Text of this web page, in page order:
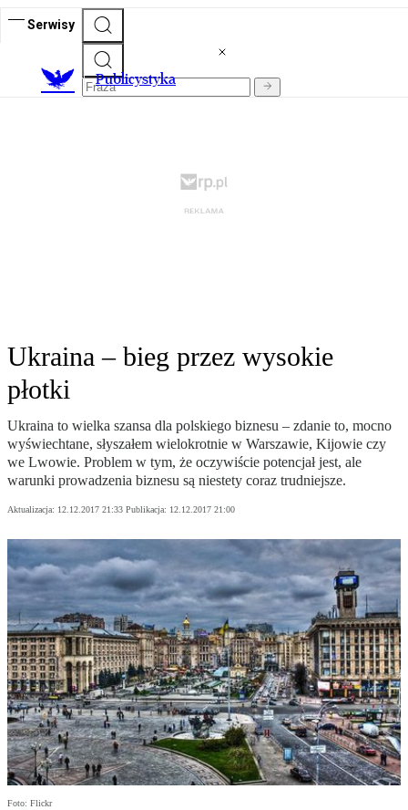
Serwisy
Publicystyka
Ukraina – bieg przez wysokie
płotki
Ukraina to wielka szansa dla polskiego biznesu – zdanie to, mocno
wyświechtane, słyszałem wielokrotnie w Warszawie, Kijowie czy
we Lwowie. Problem w tym, że oczywiście potencjał jest, ale
warunki prowadzenia biznesu są niestety coraz trudniejsze.
Aktualizacja: 12.12.2017 21:33 Publikacja: 12.12.2017 21:00
Foto: Flickr